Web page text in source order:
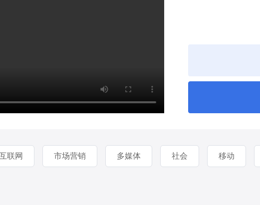
联网 市场营销 多媒体 社会 移动